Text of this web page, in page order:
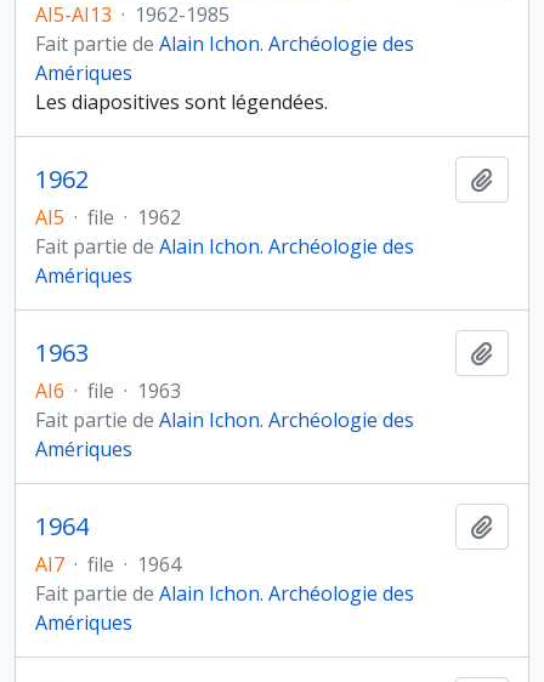
AI5-AI13 · 1962-1985
Fait partie de Alain Ichon. Archéologie des
Amériques
Les diapositives sont légendées.
1962
AI5 · file · 1962
Fait partie de Alain Ichon. Archéologie des
Amériques
1963
AI6 · file · 1963
Fait partie de Alain Ichon. Archéologie des
Amériques
1964
AI7 · file · 1964
Fait partie de Alain Ichon. Archéologie des
Amériques